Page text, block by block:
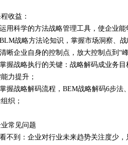
收益：
用科学的方法战略管理工具，使企业
战略方法论知识，掌握市场洞察、
晰企业自身的控制点，放大控制点到“
握战略执行的关键：战略解码成业务
力提升；
握战略解码流程，BEM战略解码6步
织；
常见问题
不到：企业对行业未来趋势关注度少